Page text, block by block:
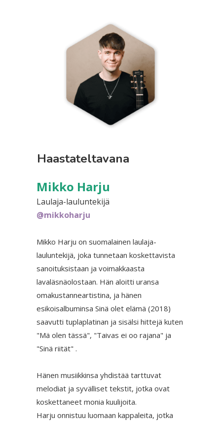
Haastateltavana
Mikko Harju
Laulaja-lauluntekijä
@mikkoharju
Mikko Harju on suomalainen laulaja-
lauluntekijä, joka tunnetaan koskettavista
sanoituksistaan ja voimakkaasta
lavaläsnäolostaan. Hän aloitti uransa
omakustanneartistina, ja hänen
esikoisalbuminsa Sinä olet elämä (2018)
saavutti tuplaplatinan ja sisälsi hittejä kuten
"Mä olen tässä", "Taivas ei oo rajana" ja
"Sinä riität" .
Hänen musiikkinsa yhdistää tarttuvat
melodiat ja syvälliset tekstit, jotka ovat
koskettaneet monia kuulijoita.
Harju onnistuu luomaan kappaleita, jotka